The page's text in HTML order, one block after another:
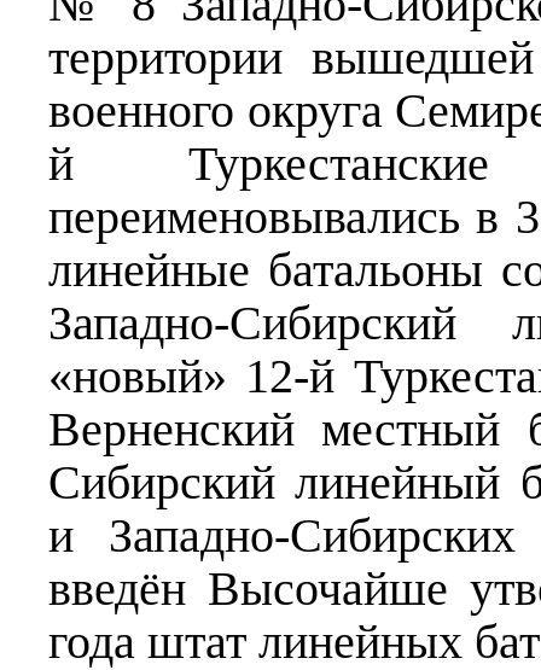
территории вышедшей
военного округа
й
переименовывались в
линейные батальоны
Западно-
«новый» 12-й
Верненский
Сибирский линейный
и Западно-
введён Высочайше
года штат линейных